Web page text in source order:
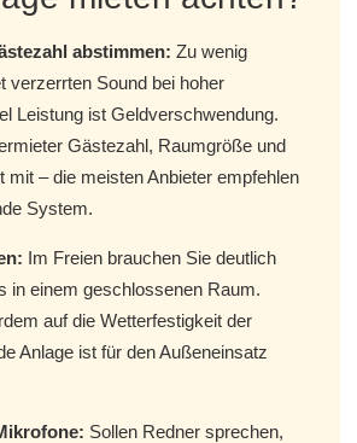
abstimmen: Zu wenig
verzerrten Sound bei hoher
Leistung ist Geldverschwendung.
Gästezahl, Raumgröße und
mit – die meisten Anbieter empfehlen
System.
Im Freien brauchen Sie deutlich
in einem geschlossenen Raum.
auf die Wetterfestigkeit der
Anlage ist für den Außeneinsatz
Sollen Redner sprechen,